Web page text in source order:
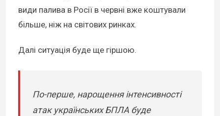
види палива в Росії в червні вже коштували
більше, ніж на світових ринках.
Далі ситуація буде ще гіршою.
По-перше, нарощення інтенсивності
атак українських БПЛА буде